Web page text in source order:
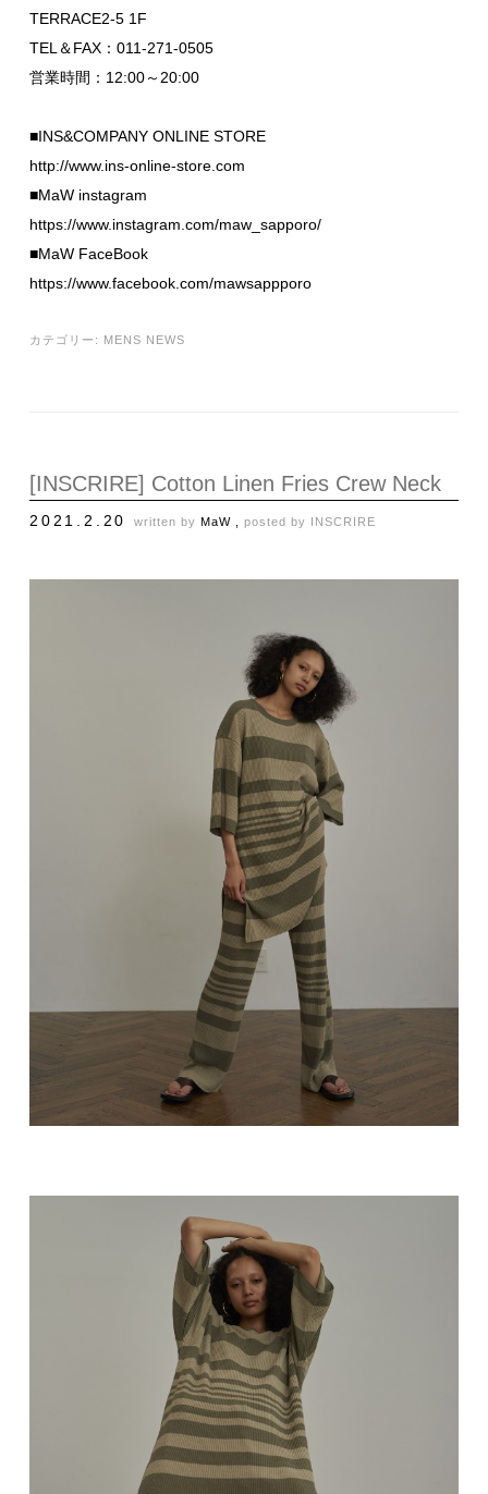
TERRACE2-5 1F
TEL＆FAX：011-271-0505
営業時間：12:00～20:00
■INS&COMPANY ONLINE STORE
http://www.ins-online-store.com
■MaW instagram
https://www.instagram.com/maw_sapporo/
■MaW FaceBook
https://www.facebook.com/mawsappporo
カテゴリー: MENS NEWS
[INSCRIRE] Cotton Linen Fries Crew Neck
2021.2.20 written by MaW , posted by INSCRIRE